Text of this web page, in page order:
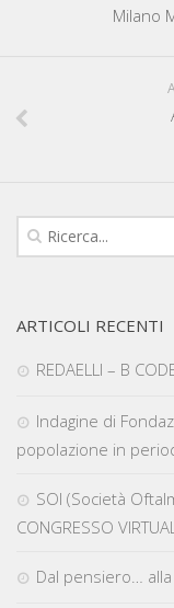
Milano
ARTICOLI RECENTI
REDAELLI – B
Indagine di
popolazione in
SOI (Società
CONGRESSO
Dal pensiero…